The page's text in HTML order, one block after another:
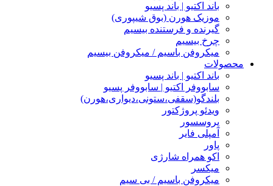
باند اکتیو | باند پسیو
موزیک هورن (بوق شیپوری)
گیرنده و فرستنده بیسیم
چرخ بیسیم
میکروفن باسیم / میکروفن بیسیم
محصولات
باند اکتیو | باند پسیو
سابووفر اکتیو | سابووفر پسیو
بلندگو(سقفی،ستونی،دیواری،هورن)
ویدئو پروژکتور
پروسسور
آمپلی فایر
پاور
اکو همراه شارژی
میکسر
میکروفن باسیم / بی سیم